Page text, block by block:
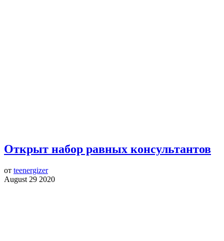
Открыт набор равных консультантов
от teenergizer
August 29 2020